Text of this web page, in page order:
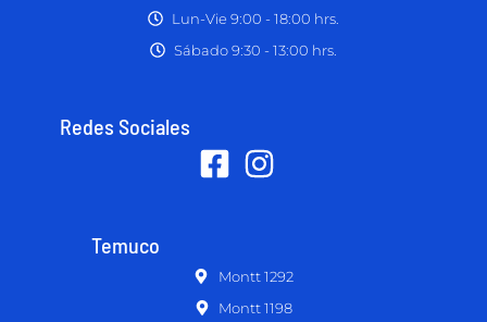
Lun-Vie 9:00 - 18:00 hrs.
Sábado 9:30 - 13:00 hrs.
Redes Sociales
Temuco
Montt 1292
Montt 1198